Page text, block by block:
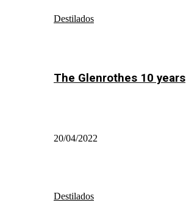
Destilados
The Glenrothes 10 years
20/04/2022
Destilados